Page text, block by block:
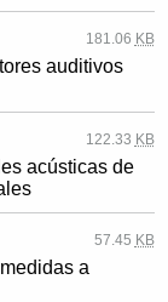
181.06 KB
auditivos
122.33 KB
acústicas de
57.45 KB
a